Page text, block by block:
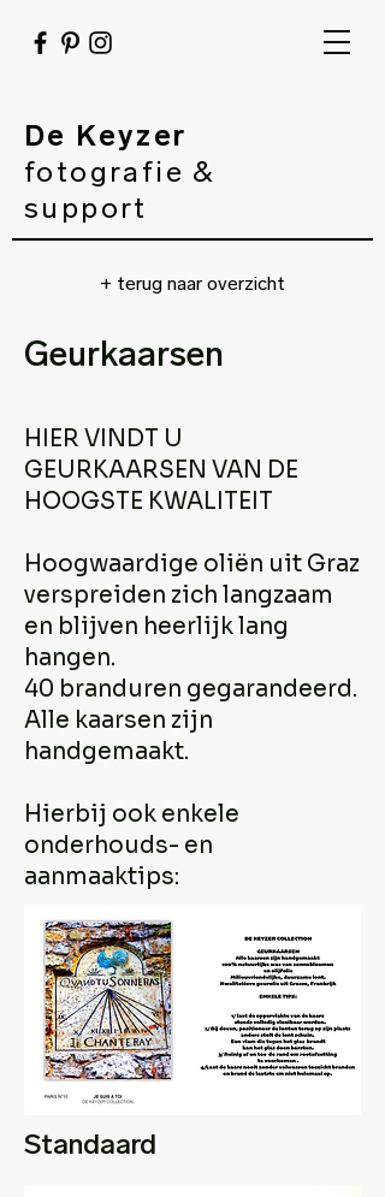
De Keyzer
fotografie &
support
+ terug naar overzicht
Geurkaarsen
HIER VINDT U
GEURKAARSEN VAN DE
HOOGSTE KWALITEIT
Hoogwaardige oliën uit Graz
verspreiden zich langzaam
en blijven heerlijk lang
hangen.
40 branduren gegarandeerd.
Alle kaarsen zijn
handgemaakt.
Hierbij ook enkele
onderhouds- en
aanmaaktips:
Standaard